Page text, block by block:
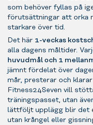
som behöver fyllas på
förutsättningar att orka
starkare över tid.
Det här 1-veckas
alla dagens måltider.
huvudmål och 1
jämnt fördelat över
mår, presterar och
Fitness24Seven vill
träningspasset, utan
lättföljt upplägg blir det
utan krångel eller